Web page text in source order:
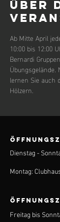
Über
Ab Mitte April
10:00 bis 12:00
Bernardi
Übungsgelände.
lernen Sie auch
Hölzern.
Dienstag -
Montag:
Freitag bis